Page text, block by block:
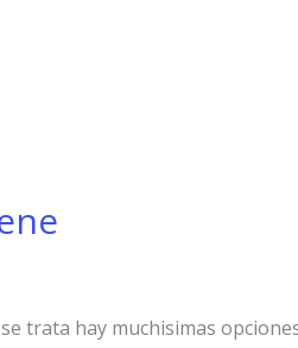
trata hay muchisimas